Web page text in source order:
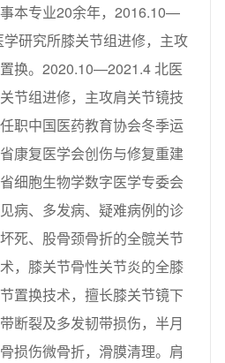
本专业20余年，2016.10—
研究所膝关节组进修，主攻
换。2020.10—2021.4 北医
节组进修，主攻肩关节镜技
职中国医药教育协会冬季运
康复医学会创伤与修复重建
细胞生物学数字医学专委会
病、多发病、疑难病例的诊
死、股骨颈骨折的全髋关节
，膝关节骨性关节炎的全膝
置换技术，擅长膝关节镜下
断裂及多发韧带损伤，半月
损伤微骨折，滑膜清理。肩